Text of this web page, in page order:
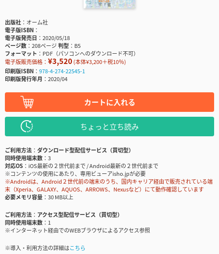
出版社
オーム社
電子版ISBN
電子版発売日
2020/05/18
ページ数
208ページ判型
B5
フォーマット
PDF（パソコンへのダウンロード不可）
電子版販売価格： ¥3,520(本体¥3,200＋税10％)
印刷版ISBN
978-4-274-22545-1
印刷版発行年月
2020/04
カートに入れる
ちょっと立ち読み
ご利用方法
ダウンロード型配信サービス（買切型）
同時使用端末数
3
対応OS
iOS最新の２世代前まで / Android最新の２世代前まで
※コンテンツの使用にあたり、専用ビューアisho.jpが必要
※Androidは、Android２世代前の端末のうち、国内キャリア経由で販売されている端
末（Xperia、GALAXY、AQUOS、ARROWS、Nexusなど）にて動作確認しています
必要メモリ容量
30 MB以上
ご利用方法
アクセス型配信サービス（買切型）
同時使用端末数
1
※インターネット経由でのWEBブラウザによるアクセス参照
※導入・利用方法の詳細はこちら